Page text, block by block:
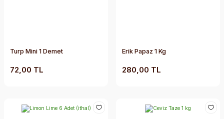
Turp Mini 1 Demet
72,00 TL
Erik Papaz 1 Kg
280,00 TL